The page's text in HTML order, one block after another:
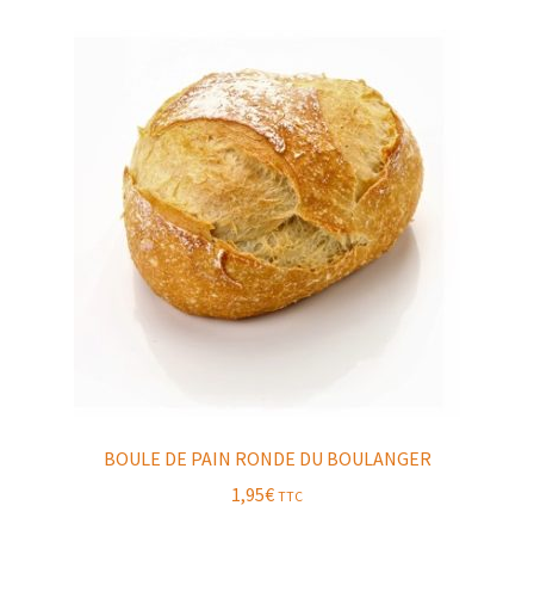
BOULE DE PAIN RONDE DU BOULANGER
1,95€ TTC